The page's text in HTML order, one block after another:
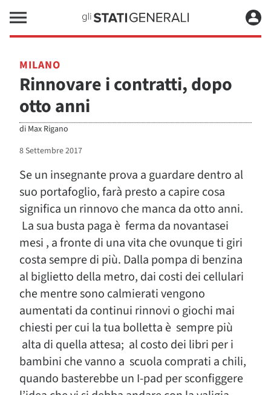
MILANO
Rinnovare i contratti, dopo
otto anni
di Max Rigano
8 Settembre 2017
Se un insegnante prova a guardare dentro al
suo portafoglio, farà presto a capire cosa
significa un rinnovo che manca da otto anni.
La sua busta paga è ferma da novantasei
mesi , a fronte di una vita che ovunque ti giri
costa sempre di più. Dalla pompa di benzina
al biglietto della metro, dai costi dei cellulari
che mentre sono calmierati vengono
aumentati da continui rinnovi o giochi mai
chiesti per cui la tua bolletta è sempre più
alta di quella attesa; al costo dei libri per i
bambini che vanno a scuola comprati a chili,
quando basterebbe un I-pad per sconfiggere